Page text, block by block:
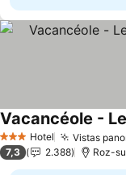
3 EstrelasHotel Vistas
7,3 2.388 Roz-